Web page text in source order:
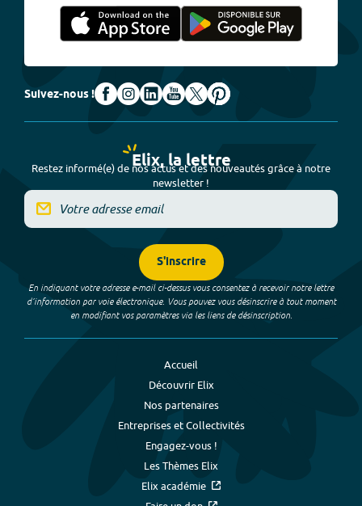
Suivez-nous !
Elix, la lettre
Restez informé(e) de nos actus et des nouveautés grâce à notre
newsletter !
S'inscrire
En indiquant votre adresse e-mail ci-dessus vous consentez à recevoir notre lettre
d’information par voie électronique. Vous pouvez vous désinscrire à tout moment
en modifiant vos paramètres via les liens de désinscription.
Accueil
Découvrir Elix
Nos partenaires
Entreprises et Collectivités
Engagez-vous !
Les Thèmes Elix
Elix académie